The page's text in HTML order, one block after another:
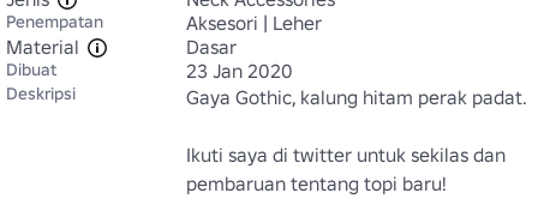
Penempatan
Aksesori | Leher
Material
Dasar
Dibuat 23 Jan 2020
Deskripsi Gaya Gothic, kalung hitam perak padat.
Ikuti saya di twitter untuk sekilas dan
pembaruan tentang topi baru!